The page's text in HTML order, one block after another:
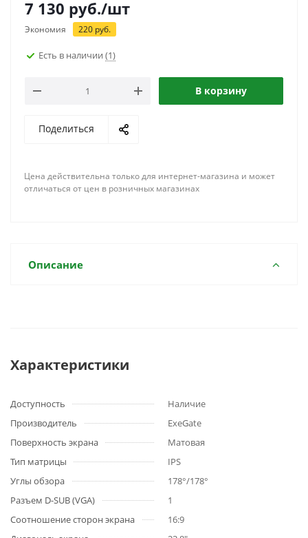
7 130 руб./шт
Экономия 220 руб.
Есть в наличии (1)
В корзину
Поделиться
Цена действительна только для интернет-магазина и может
отличаться от цен в розничных магазинах
Описание
Характеристики
Доступность
Наличие
Производитель
ExeGate
Поверхность экрана
Матовая
Тип матрицы
IPS
Углы обзора
178°/178°
Разъем D-SUB (VGA)
1
Соотношение сторон экрана
16:9